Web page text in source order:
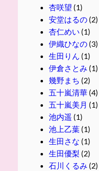
杏咲望 (1)
安堂はるの(2)
杏仁めい (1)
伊織ひなの(3)
生田りん (1)
伊倉さとみ (1)
幾野まち (2)
五十嵐清華(4)
五十嵐美月 (1)
池内遥 (1)
池上乙葉(1)
生田さな (1)
生田優梨 (2)
石川くるみ (2)